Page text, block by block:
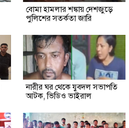
বোমা হামলার শঙ্কায় দেশজুড়ে
পুলিশের সতর্কতা জারি
নারীর ঘর থেকে যুবদল সভাপতি
আটক, ভিডিও ভাইরাল